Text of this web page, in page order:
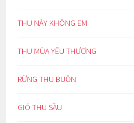
THU NÀY KHÔNG EM
THU MÙA YÊU THƯƠNG
RỪNG THU BUỒN
GIÓ THU SẦU